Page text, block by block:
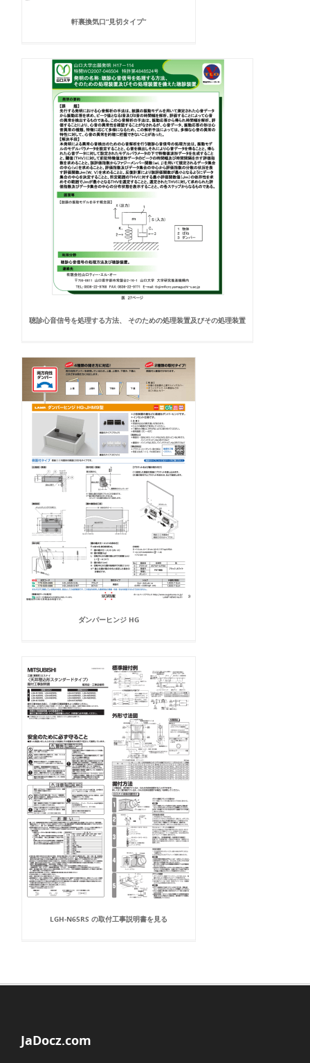
軒裏換気口“見切タイプ”
聴診心音信号を処理する方法、 そのための処理装置及びその処理装置
ダンパーヒンジ HG
LGH-N65RS の取付工事説明書を見る
JaDocz.com